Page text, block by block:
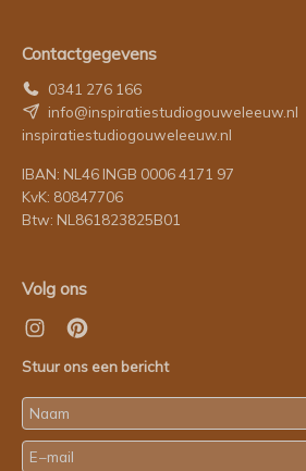
Contactgegevens
0341 276 166
info@inspiratiestudiogouweleeuw.nl
inspiratiestudiogouweleeuw.nl
IBAN: NL46 INGB 0006 4171 97
KvK: 80847706
Btw: NL861823825B01
Volg ons
Stuur ons een bericht